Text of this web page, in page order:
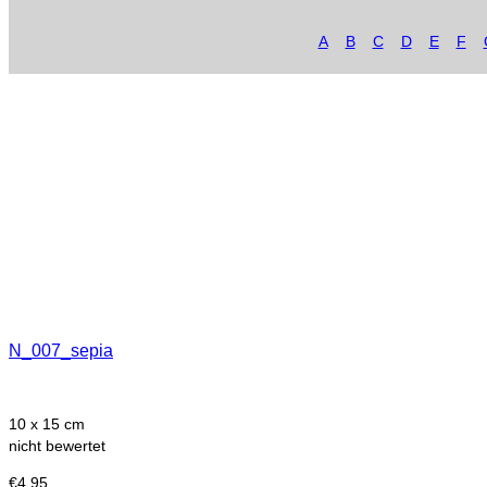
A B C D E F
N_007_sepia
10 x 15 cm
nicht bewertet
€4,95